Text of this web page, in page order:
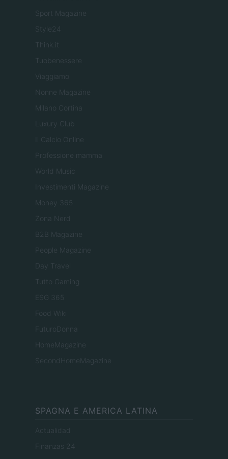
Sport Magazine
Style24
Think.it
Tuobenessere
Viaggiamo
Nonne Magazine
Milano Cortina
Luxury Club
Il Calcio Online
Professione mamma
World Music
Investimenti Magazine
Money 365
Zona Nerd
B2B Magazine
People Magazine
Day Travel
Tutto Gaming
ESG 365
Food Wiki
FuturoDonna
HomeMagazine
SecondHomeMagazine
SPAGNA E AMERICA LATINA
Actualidad
Finanzas 24